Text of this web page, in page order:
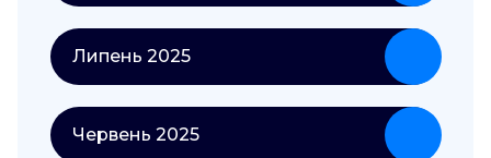
Липень 2025
Червень 2025